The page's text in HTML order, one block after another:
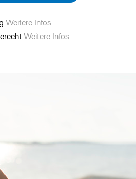
Weitere Infos
Weitere Infos